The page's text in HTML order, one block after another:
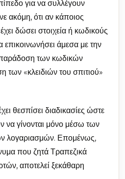
για να συλλέγουν
ακόμη, ότι αν κάποιος
δώσει στοιχεία ή κωδικούς
επικοινωνήσει άμεσα με την
των κωδικών
των «κλειδιών του σπιτιού»
θεσπίσει διαδικασίες ώστε
να γίνονται μόνο μέσω των
λογαριασμών. Επομένως,
που ζητά Τραπεζικά
αποτελεί ξεκάθαρη